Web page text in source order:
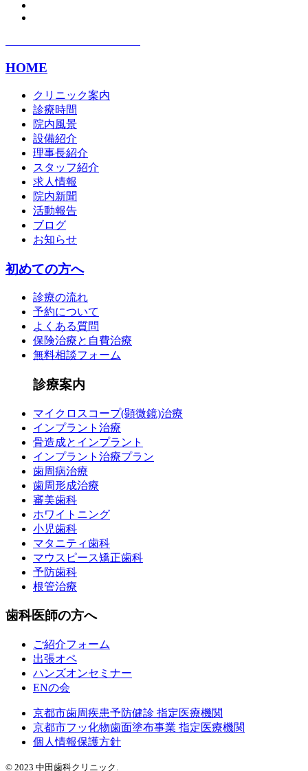
HOME
クリニック案内
診療時間
院内風景
設備紹介
理事長紹介
スタッフ紹介
求人情報
院内新聞
活動報告
ブログ
お知らせ
初めての方へ
診療の流れ
予約について
よくある質問
保険治療と自費治療
無料相談フォーム
診療案内
マイクロスコープ(顕微鏡)治療
インプラント治療
骨造成とインプラント
インプラント治療プラン
歯周病治療
歯周形成治療
審美歯科
ホワイトニング
小児歯科
マタニティ歯科
マウスピース矯正歯科
予防歯科
根管治療
歯科医師の方へ
ご紹介フォーム
出張オペ
ハンズオンセミナー
ENの会
京都市歯周疾患予防健診 指定医療機関
京都市フッ化物歯面塗布事業 指定医療機関
個人情報保護方針
© 2023 中田歯科クリニック.